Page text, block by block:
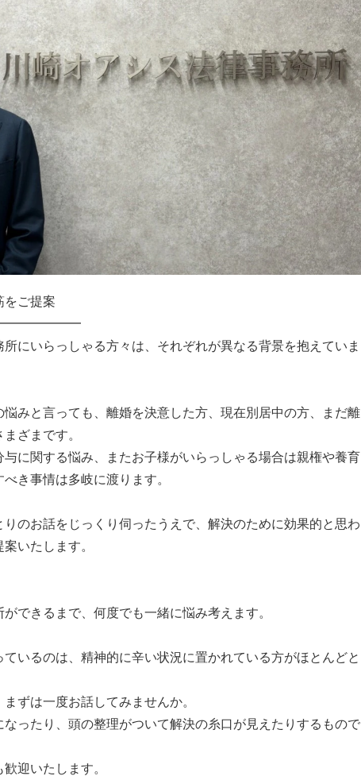
ご提案
にいらっしゃる方々は、それぞれが異なる背景を抱えていま
みと言っても、離婚を決意した方、現在別居中の方、まだ離
ざまです。
与に関する悩み、またお子様がいらっしゃる場合は親権や養育
き事情は多岐に渡ります。
のお話をじっくり伺ったうえで、解決のために効果的と思わ
いたします。
できるまで、何度でも一緒に悩み考えます。
いるのは、精神的に辛い状況に置かれている方がほとんどと
ずは一度お話してみませんか。
ったり、頭の整理がついて解決の糸口が見えたりするもので
迎いたします。